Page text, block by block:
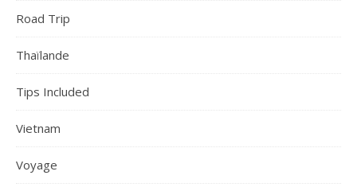
Road Trip
Thaïlande
Tips Included
Vietnam
Voyage